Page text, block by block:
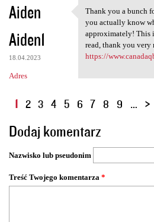
Aiden
Aiden1
18.04.2023
Adres
Thank you a
Thank you a bunch
you actually know
approximately! This
read, thank you very
https://
S
r
o
n
y
1 2 3 4 5 6 7 8 9 …
Dodaj komentarz
Nazwisko lub pseudonim
Treść Twojego komentarza *